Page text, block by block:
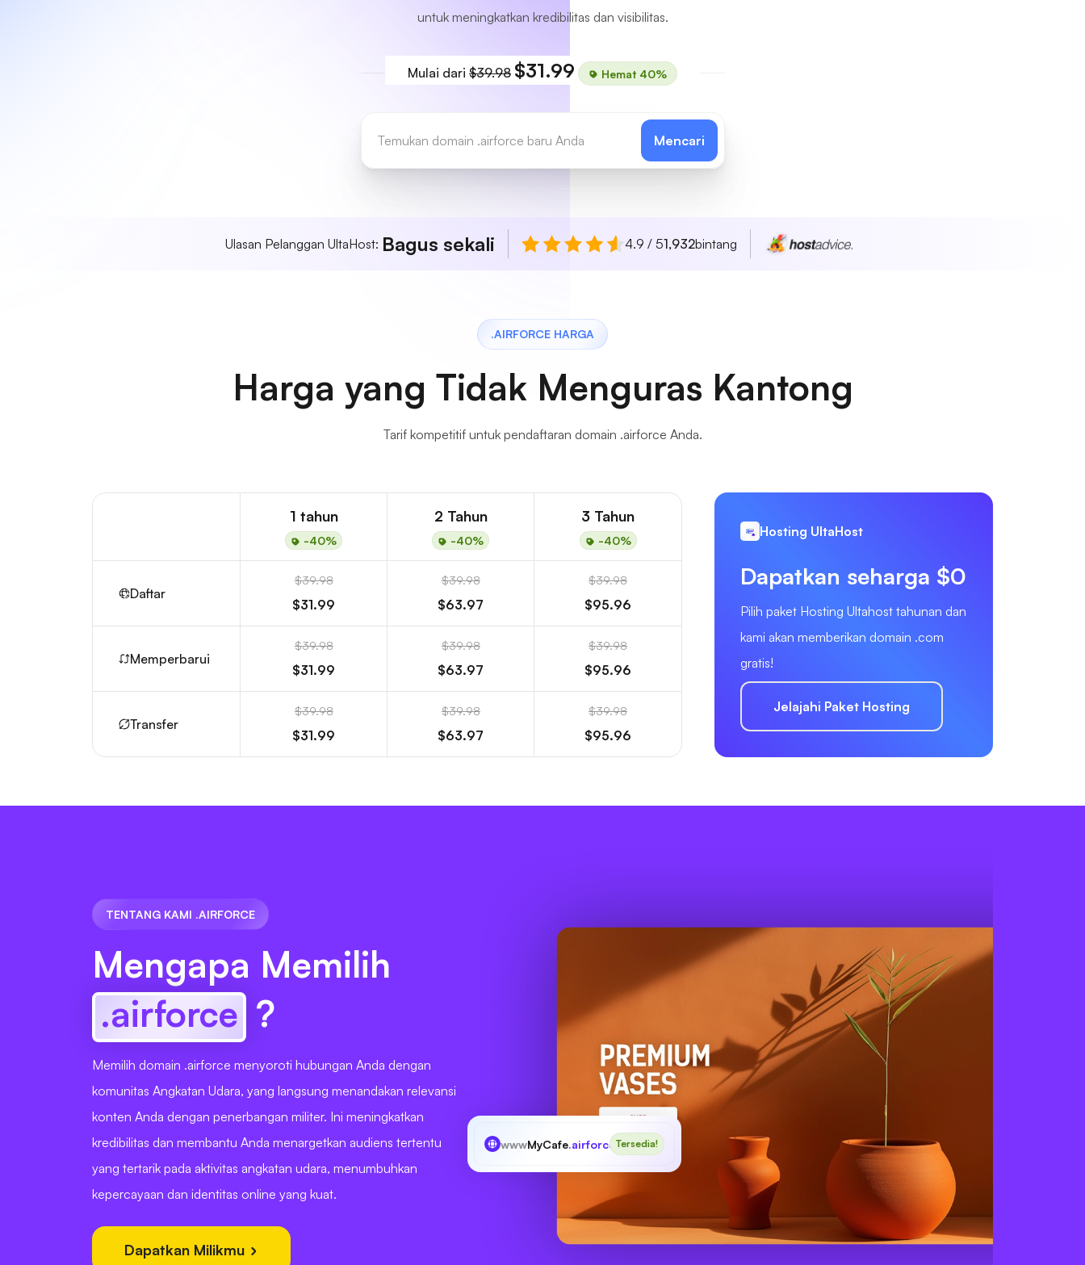
untuk meningkatkan kredibilitas dan visibilitas.
Mulai dari $39.98 $31.99 Hemat 40%
Mencari
Ulasan Pelanggan UltaHost: Bagus sekali 4.9 / 51,932bintang
.AIRFORCE HARGA
Harga yang Tidak Menguras Kantong
Tarif kompetitif untuk pendaftaran domain .airforce Anda.
1 tahun
-40%
2 Tahun
-40%
3 Tahun
-40%
Daftar
$39.98
$31.99
$39.98
$63.97
$39.98
$95.96
Memperbarui
$39.98
$31.99
$39.98
$63.97
$39.98
$95.96
Transfer
$39.98
$31.99
$39.98
$63.97
$39.98
$95.96
Hosting UltaHost
Dapatkan seharga $0
Pilih paket Hosting Ultahost tahunan dan
kami akan memberikan domain .com
gratis!
Jelajahi Paket Hosting
TENTANG KAMI .AIRFORCE
Mengapa Memilih
.airforce ?
Memilih domain .airforce menyoroti hubungan Anda dengan
komunitas Angkatan Udara, yang langsung menandakan relevansi
konten Anda dengan penerbangan militer. Ini meningkatkan
kredibilitas dan membantu Anda menargetkan audiens tertentu
yang tertarik pada aktivitas angkatan udara, menumbuhkan
kepercayaan dan identitas online yang kuat.
Dapatkan Milikmu
wwwMyCafe.airforce Tersedia!